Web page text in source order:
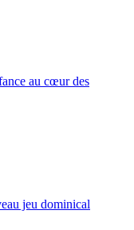
au cœur des
jeu dominical